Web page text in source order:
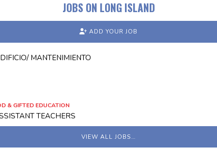
JOBS ON LONG ISLAND
ADD YOUR JOB
MANTENIMIENTO
& GIFTED EDUCATION
TEACHERS
VIEW ALL JOBS…